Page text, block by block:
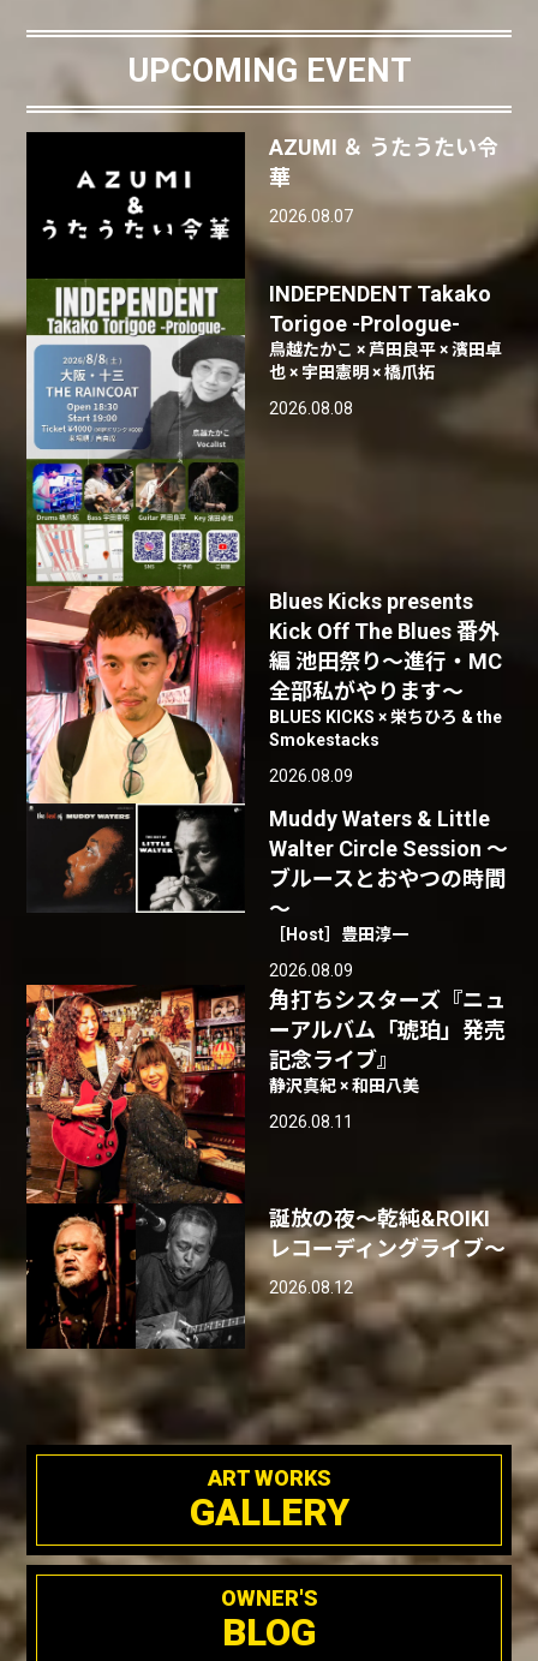
UPCOMING EVENT
AZUMI ＆ うたうたい令
華
2026.08.07
INDEPENDENT Takako
Torigoe -Prologue-
鳥越たかこ × 芦田良平 × 濱田卓
也 × 宇田憲明 × 橋爪拓
2026.08.08
Blues Kicks presents
Kick Off The Blues 番外
編 池田祭り〜進行・MC
全部私がやります〜
BLUES KICKS × 栄ちひろ & the
Smokestacks
2026.08.09
Muddy Waters & Little
Walter Circle Session ～
ブルースとおやつの時間
～
［Host］豊田淳一
2026.08.09
角打ちシスターズ『ニュ
ーアルバム「琥珀」発売
記念ライブ』
静沢真紀 × 和田八美
2026.08.11
誕放の夜〜乾純&ROIKI
レコーディングライブ〜
2026.08.12
ART WORKS
GALLERY
OWNER'S
BLOG